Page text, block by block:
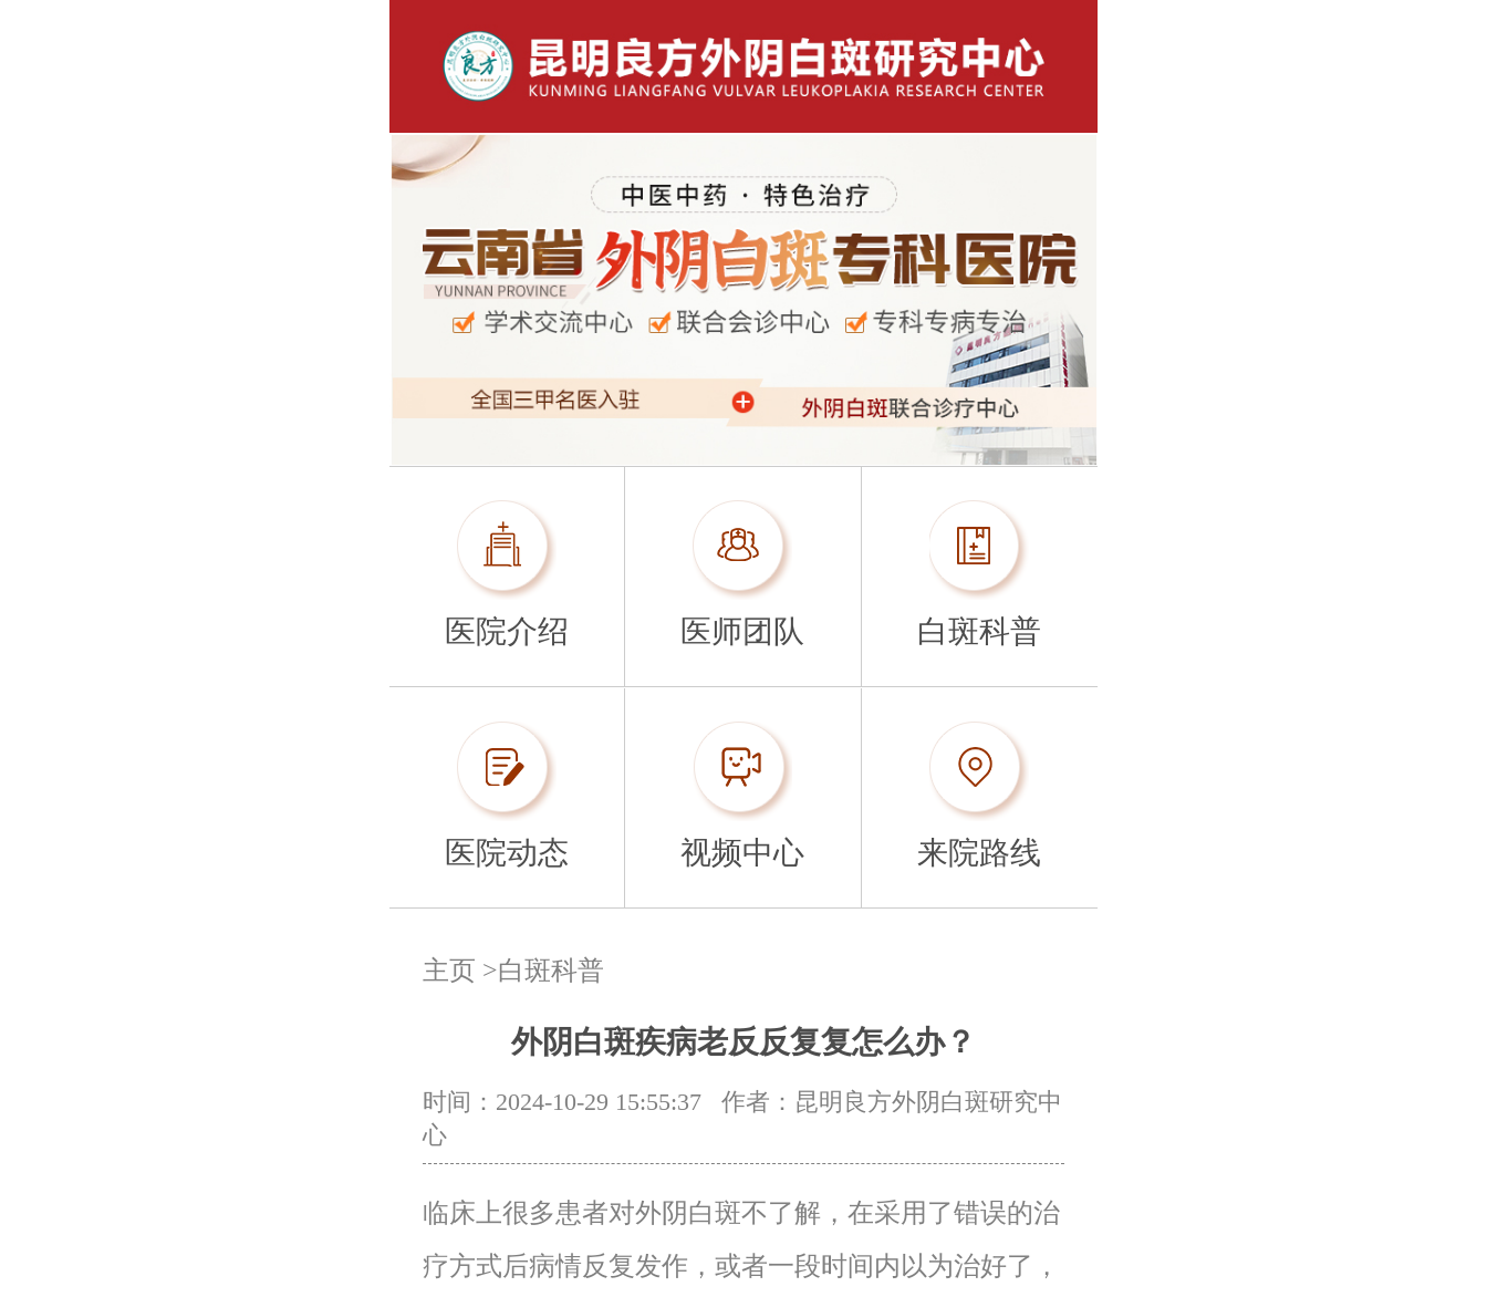
医院介绍 医师团队 白斑科普
医院动态 视频中心 来院路线
主页 >白斑科普
外阴白斑疾病老反反复复怎么办？
时间：2024-10-29 15:55:37
作者：昆明良方外阴白斑研究中
心
临床上很多患者对外阴白斑不了解，在采用了错误的治
疗方式后病情反复发作，或者一段时间内以为治好了，